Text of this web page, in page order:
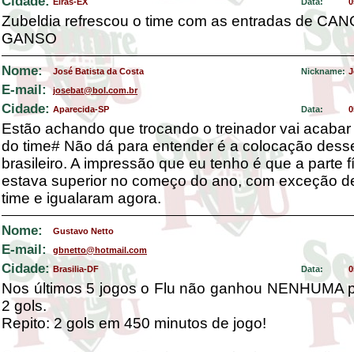
Zubeldia refrescou o time com as entradas de
GANSO
Nome: José Batista da Costa Nickname:
E-mail: josebat@bol.com.br
Cidade: Aparecida-SP Data:
Estão achando que trocando o treinador vai
do time# Não dá para entender é a colocação
brasileiro. A impressão que eu tenho é que a parte
estava superior no começo do ano, com exceção
time e igualaram agora.
Nome: Gustavo Netto
E-mail: gbnetto@hotmail.com
Cidade: Brasilia-DF Data:
Nos últimos 5 jogos o Flu não ganhou NENHUMA
2 gols.
Repito: 2 gols em 450 minutos de jogo!